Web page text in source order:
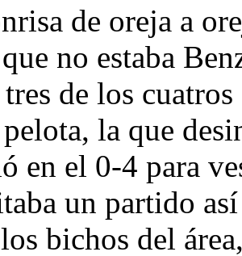
de oreja a
no estaba
de los
la que
en el 0-4 para
un partido
bichos del